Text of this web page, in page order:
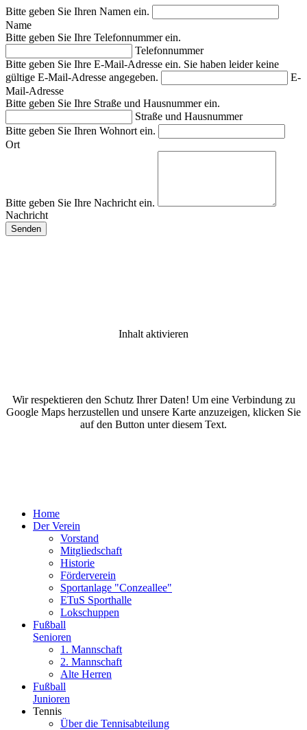
Bitte geben Sie Ihren Namen ein.
Name
Bitte geben Sie Ihre Telefonnummer ein.
Telefonnummer
Bitte geben Sie Ihre E-Mail-Adresse ein. Sie haben leider keine
gültige E-Mail-Adresse angegeben.
E-
Mail-Adresse
Bitte geben Sie Ihre Straße und Hausnummer ein.
Straße und Hausnummer
Bitte geben Sie Ihren Wohnort ein.
Ort
Bitte geben Sie Ihre Nachricht ein.
Nachricht
Wir respektieren den Schutz Ihrer Daten! Um eine Verbindung zu
Google Maps herzustellen und unsere Karte anzuzeigen, klicken Sie
auf den Button unter diesem Text.
Inhalt aktivieren
Home
Der Verein
Vorstand
Mitgliedschaft
Historie
Förderverein
Sportanlage "Conzeallee"
ETuS Sporthalle
Lokschuppen
Fußball
Senioren
1. Mannschaft
2. Mannschaft
Alte Herren
Fußball
Junioren
Tennis
Über die Tennisabteilung